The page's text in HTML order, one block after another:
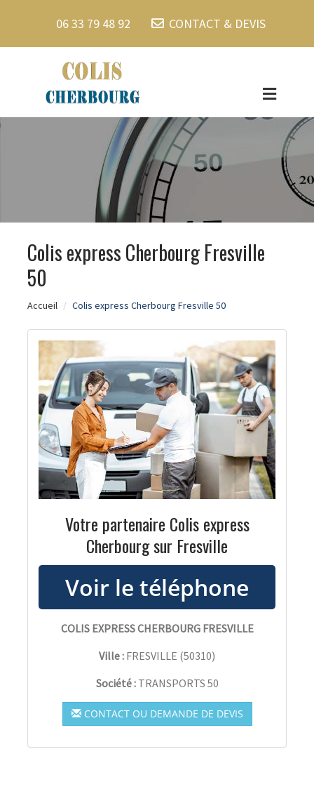
06 33 79 48 92 CONTACT & DEVIS
Colis express Cherbourg Fresville
50
Accueil Colis express Cherbourg Fresville 50
Votre partenaire Colis express
Cherbourg sur Fresville
COLIS EXPRESS CHERBOURG FRESVILLE
Ville : FRESVILLE (50310)
Société : TRANSPORTS 50
CONTACT OU DEMANDE DE DEVIS